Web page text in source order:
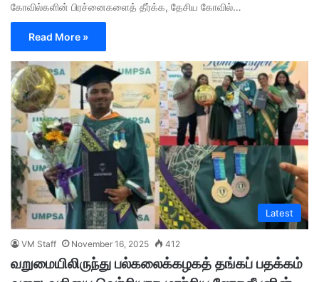
கோவில்களின் பிரச்னைகளைத் தீர்க்க, தேசிய கோவில்…
Read More »
Latest
VM Staff November 16, 2025 412
வறுமையிலிருந்து பல்கலைக்கழகத் தங்கப் பதக்கம்